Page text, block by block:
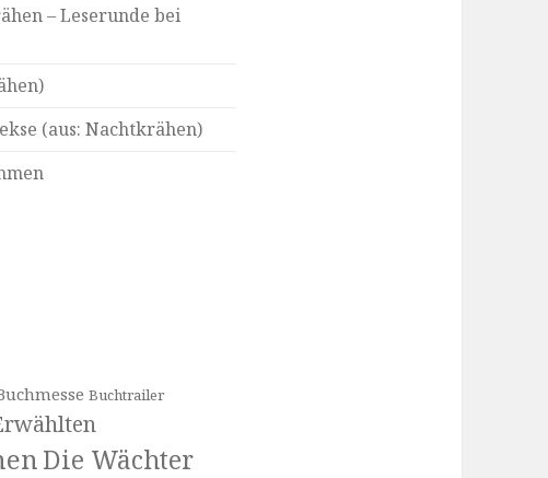
– Leserunde bei
(aus: Nachtkrähen)
Buchtrailer
Die Wächter